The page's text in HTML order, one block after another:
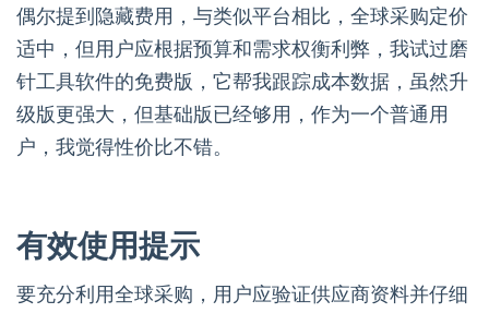
偶尔提到隐藏费用，与类似平台相比，全球采购定价
适中，但用户应根据预算和需求权衡利弊，我试过磨
针工具软件的免费版，它帮我跟踪成本数据，虽然升
级版更强大，但基础版已经够用，作为一个普通用
户，我觉得性价比不错。
有效使用提示
要充分利用全球采购，用户应验证供应商资料并仔细